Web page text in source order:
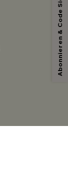
Abonnieren & Code Sichern